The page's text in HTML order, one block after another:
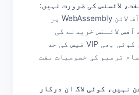
لائسنس کی ضرورت نہیں:
یہ کلائنٹ سائڈ آف لائن WebAssembly پر
آفس لائسنس خریدنے کی
ضرورت نہیں ہے، کوئی بھی VIP فیس کی حد
ترمیم کی خصوصیات مفت
نہیں، کوئی لاگ ان درکار